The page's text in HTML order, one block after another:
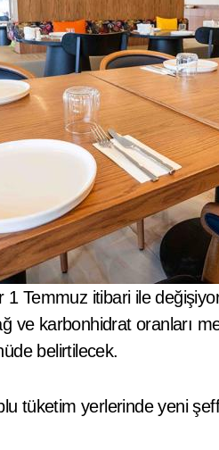
ve karbonhidrat oranları
belirtilecek.
tüketim yerlerinde yeni